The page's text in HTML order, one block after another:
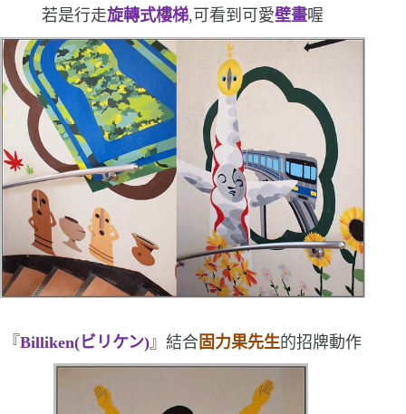
若是行走旋轉式樓梯,可看到可愛壁畫喔
『Billiken(ビリケン) 』結合 固力果先生的招牌動作